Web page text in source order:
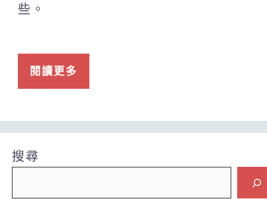
些。
閱讀更多
搜尋